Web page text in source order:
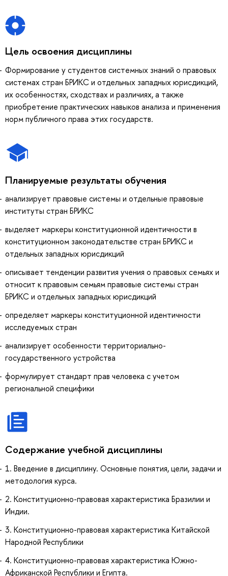
Цель освоения дисциплины
Формирование у студентов системных знаний о правовых
системах стран БРИКС и отдельных западных юрисдикций,
их особенностях, сходствах и различиях, а также
приобретение практических навыков анализа и применения
норм публичного права этих государств.
Планируемые результаты обучения
анализирует правовые системы и отдельные правовые
институты стран БРИКС
выделяет маркеры конституционной идентичности в
конституционном законодательстве стран БРИКС и
отдельных западных юрисдикций
описывает тенденции развития учения о правовых семьях и
относит к правовым семьям правовые системы стран
БРИКС и отдельных западных юрисдикций
определяет маркеры конституционной идентичности
исследуемых стран
анализирует особенности территориально-
государственного устройства
формулирует стандарт прав человека с учетом
региональной специфики
Содержание учебной дисциплины
1. Введение в дисциплину. Основные понятия, цели, задачи и
методология курса.
2. Конституционно-правовая характеристика Бразилии и
Индии.
3. Конституционно-правовая характеристика Китайской
Народной Республики
4. Конституционно-правовая характеристика Южно-
Африканской Республики и Египта.